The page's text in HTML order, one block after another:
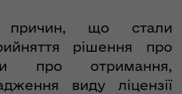
причин, що стали
рішення про
про отримання,
виду ліцензії